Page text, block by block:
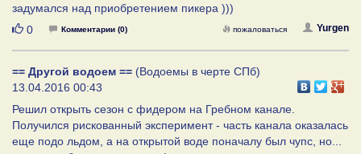
задумался над приобретением пикера )))
Нравится
0 Комментарии (0) Yurgen
пожаловаться
== Другой водоем == (Водоемы в черте СПб)
13.04.2016 00:43
Решил открыть сезон с фидером на Гребном канале.
Получился рискованный эксперимент - часть канала оказалась
еще подо льдом, а на открытой воде поначалу был чупс, но...